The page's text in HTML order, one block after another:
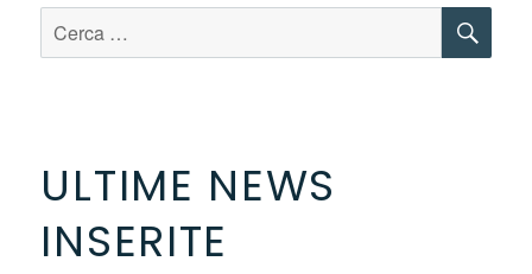
Cerca:
ULTIME NEWS
INSERITE